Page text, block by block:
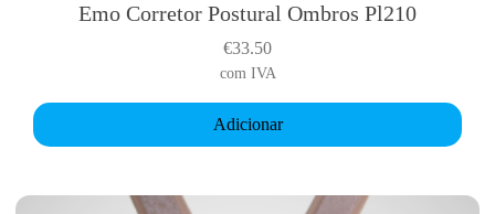
Emo Corretor Postural Ombros Pl210
€33.50
com IVA
Adicionar